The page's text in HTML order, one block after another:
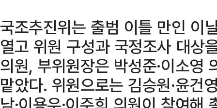
국조추진위는 출범 이틀 만인 이
열고 위원 구성과 국정조사 대상
의원, 부위원장은 박성준·이소영
맡았다. 위원으로는 김승원·윤건